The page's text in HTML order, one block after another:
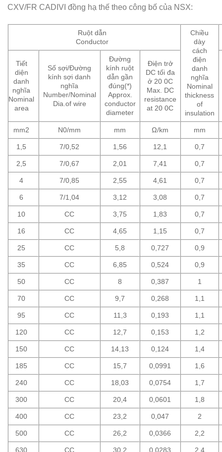
CXV/FR CADIVI đồng hạ thế theo công bố của NSX:
Ruột dẫn
Conductor
Chiều
dày
cách
điện
danh
nghĩa
Nominal
thickness
of
insulation
Tiết
diện
danh
nghĩa
Nominal
area
Số sợi/Đường
kính sợi danh
nghĩa
Number/Nominal
Dia.of wire
Đường
kính ruột
dẫn gần
đúng(*)
Approx.
conductor
diameter
Điện trở
DC tối đa
ở 20 0C
Max. DC
resistance
at 20 0C
mm2 N0/mm mm Ω/km mm
1,5 7/0,52 1,56 12,1 0,7
2,5 7/0,67 2,01 7,41 0,7
4 7/0,85 2,55 4,61 0,7
6 7/1,04 3,12 3,08 0,7
10 CC 3,75 1,83 0,7
16 CC 4,65 1,15 0,7
25 CC 5,8 0,727 0,9
35 CC 6,85 0,524 0,9
50 CC 8 0,387 1
70 CC 9,7 0,268 1,1
95 CC 11,3 0,193 1,1
120 CC 12,7 0,153 1,2
150 CC 14,13 0,124 1,4
185 CC 15,7 0,0991 1,6
240 CC 18,03 0,0754 1,7
300 CC 20,4 0,0601 1,8
400 CC 23,2 0,047 2
500 CC 26,2 0,0366 2,2
630 CC 30,2 0,0283 2,4